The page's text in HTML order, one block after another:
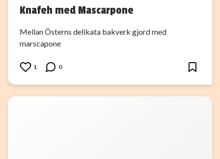
Knafeh med Mascarpone
Mellan Österns delikata bakverk gjord med
marscapone
1 0